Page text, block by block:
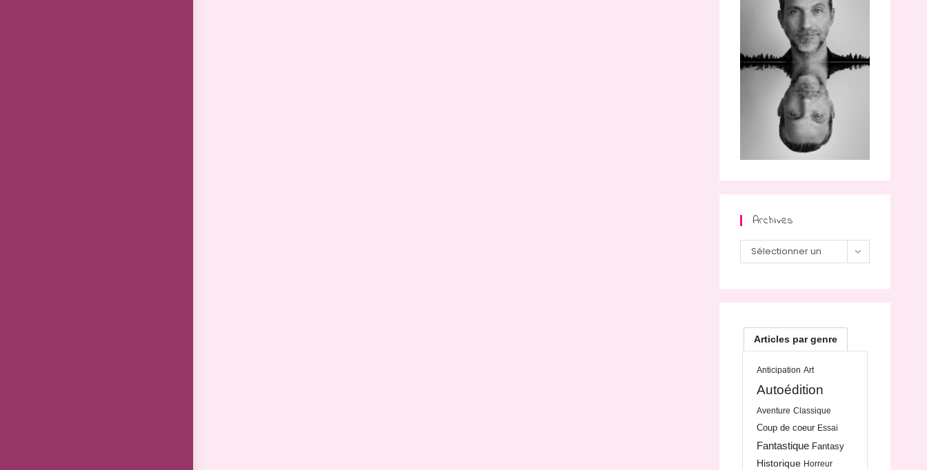
Archives
Archives
Sélectionner un
Articles par genre
Anticipation Art
Autoédition
Aventure Classique
Coup de coeur Essai
Fantastique Fantasy
Historique Horreur